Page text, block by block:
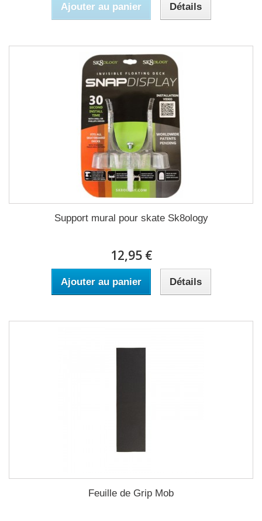
Ajouter au panier Détails
Support mural pour skate Sk8ology
12,95 €
Ajouter au panier Détails
Feuille de Grip Mob